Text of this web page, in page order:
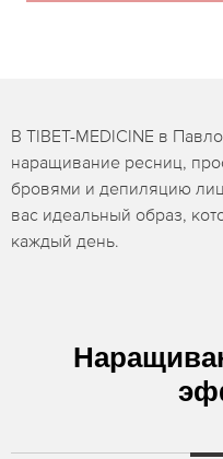
В TIBET-MEDICINE в
наращивание ресниц,
бровями и депиляцию
вас идеальный образ,
каждый день.